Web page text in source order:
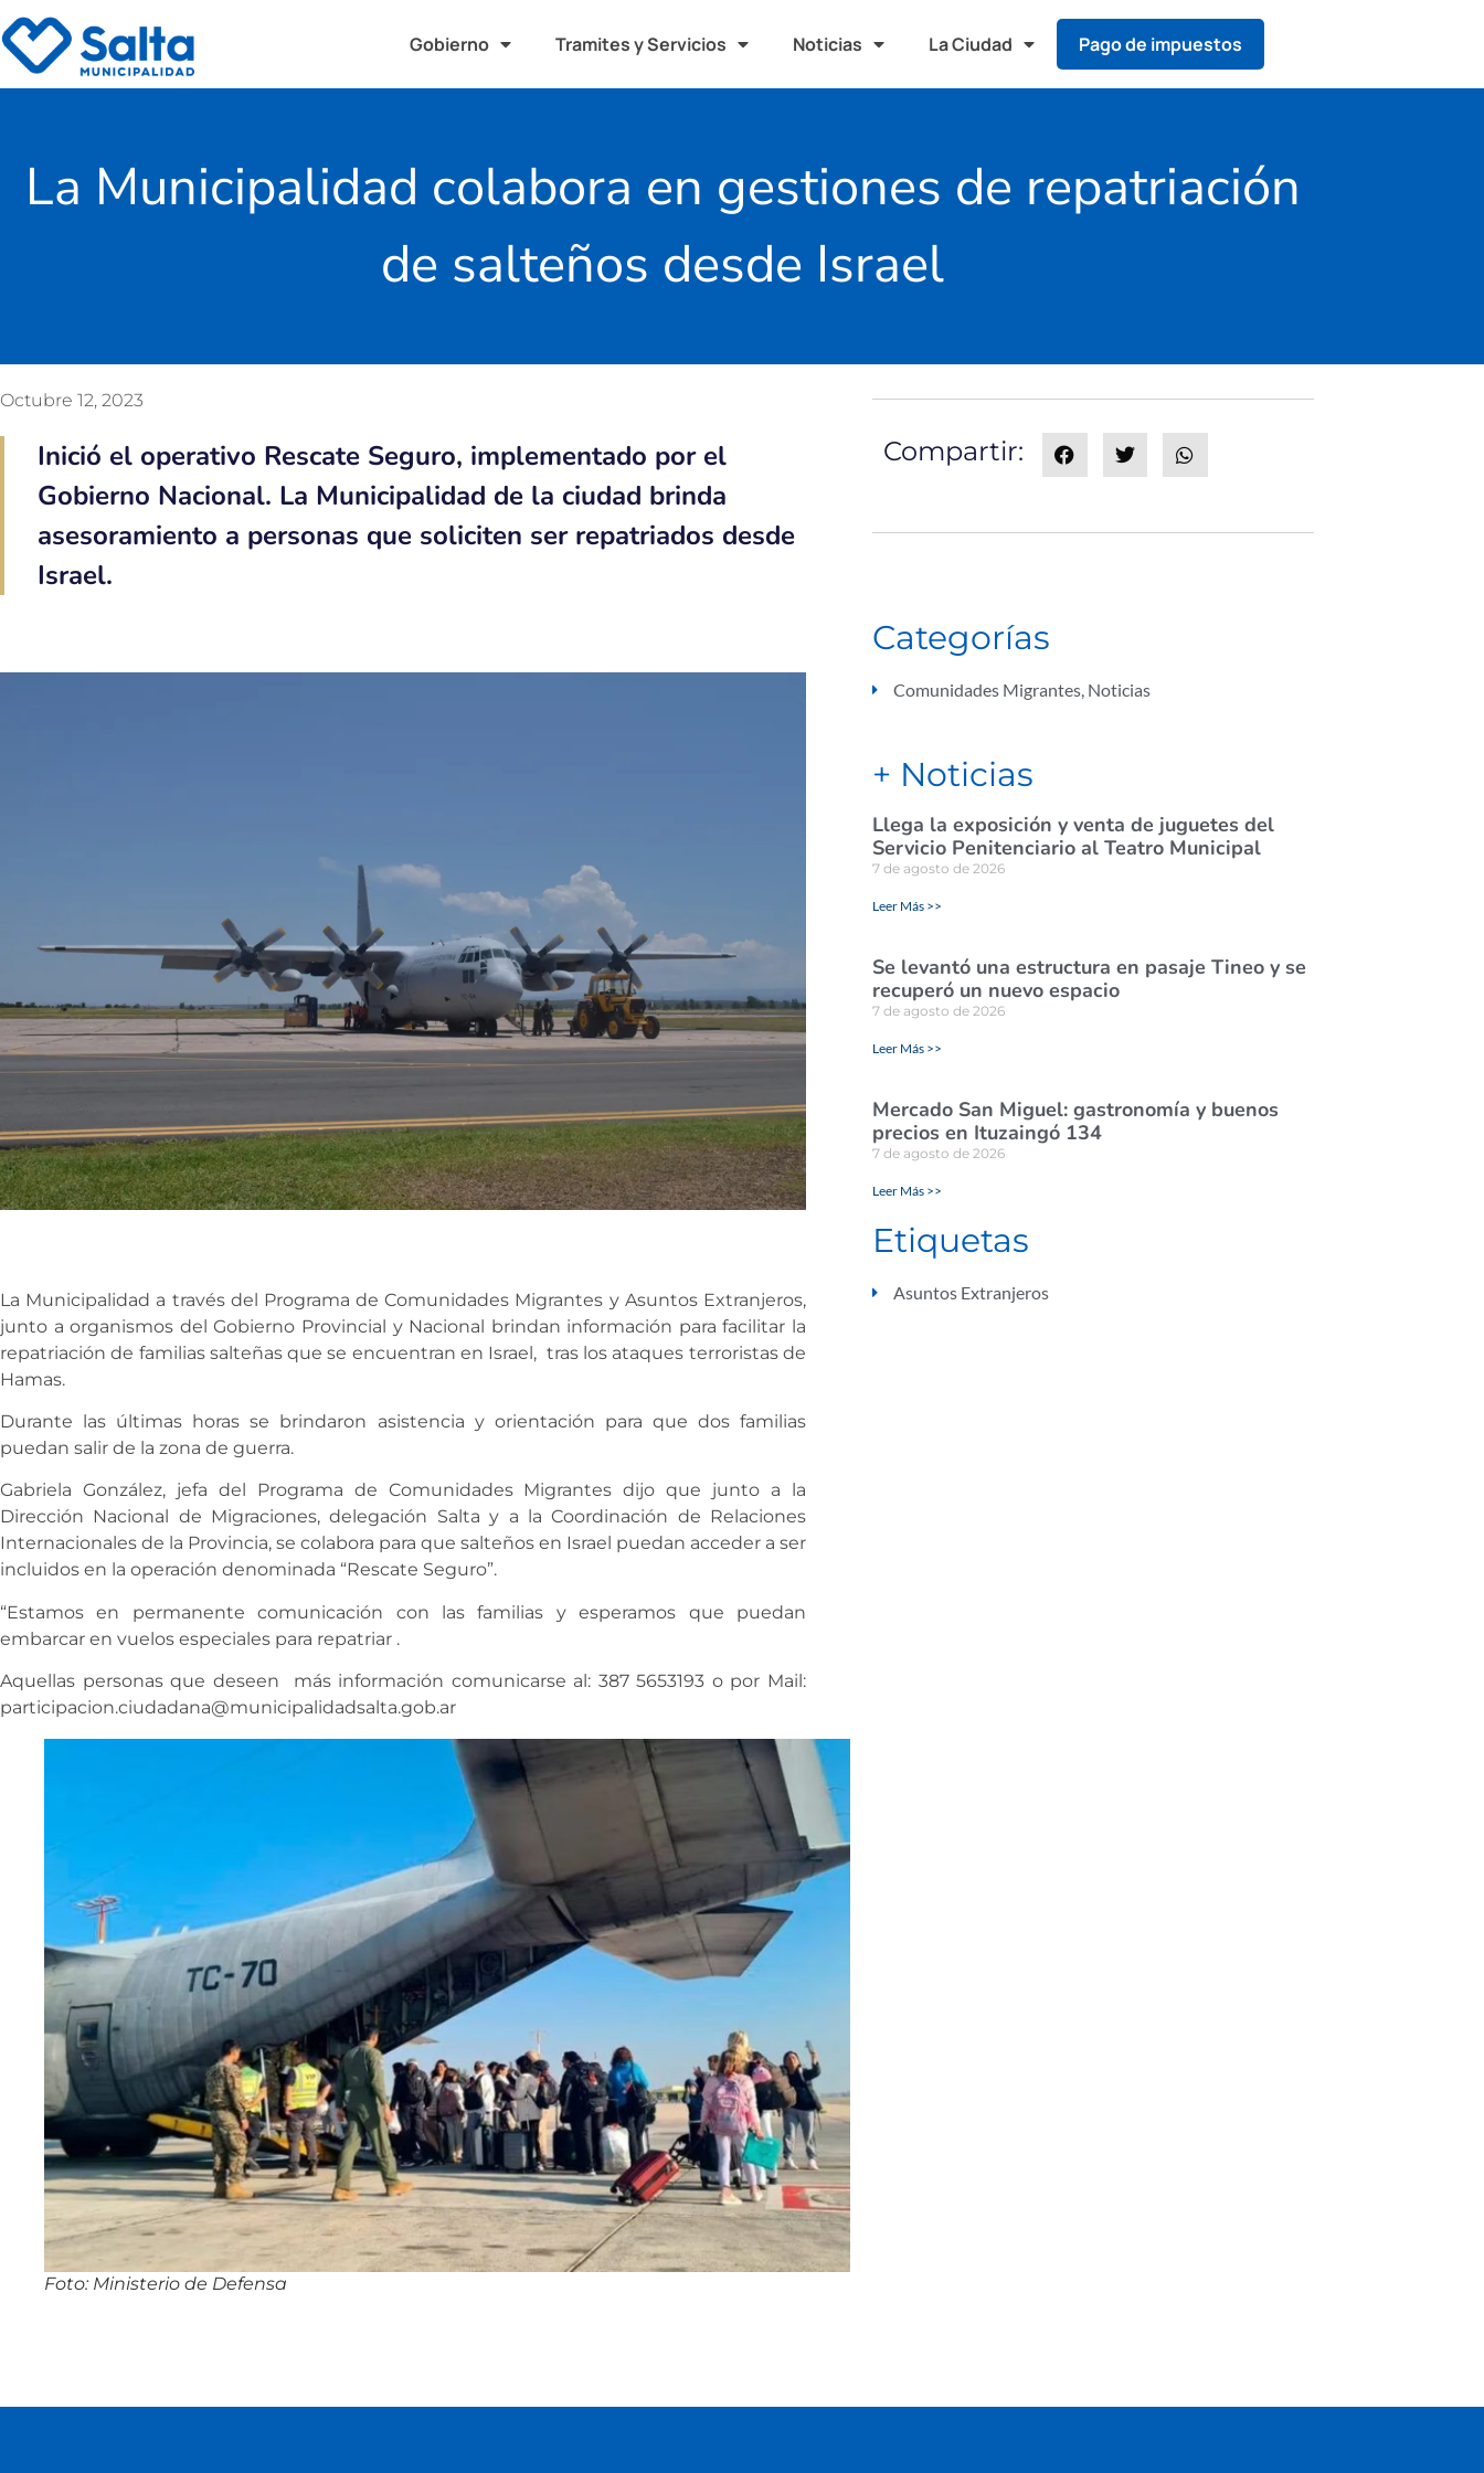
Gobierno Tramites y Servicios Noticias La Ciudad Pago de impuestos
La Municipalidad colabora en gestiones de repatriación
de salteños desde Israel
Octubre 12, 2023
Inició el operativo Rescate Seguro, implementado por el
Gobierno Nacional. La Municipalidad de la ciudad brinda
asesoramiento a personas que soliciten ser repatriados desde
Israel.
La Municipalidad a través del Programa de Comunidades Migrantes y Asuntos Extranjeros,
junto a organismos del Gobierno Provincial y Nacional brindan información para facilitar la
repatriación de familias salteñas que se encuentran en Israel, tras los ataques terroristas de
Hamas.
Durante las últimas horas se brindaron asistencia y orientación para que dos familias
puedan salir de la zona de guerra.
Gabriela González, jefa del Programa de Comunidades Migrantes dijo que junto a la
Dirección Nacional de Migraciones, delegación Salta y a la Coordinación de Relaciones
Internacionales de la Provincia, se colabora para que salteños en Israel puedan acceder a ser
incluidos en la operación denominada “Rescate Seguro”.
“Estamos en permanente comunicación con las familias y esperamos que puedan
embarcar en vuelos especiales para repatriar .
Aquellas personas que deseen más información comunicarse al: 387 5653193 o por Mail:
participacion.ciudadana@municipalidadsalta.gob.ar
Foto: Ministerio de Defensa
Compartir:
Categorías
Comunidades Migrantes, Noticias
+ Noticias
Llega la exposición y venta de juguetes del
Servicio Penitenciario al Teatro Municipal
7 de agosto de 2026
Leer Más >>
Se levantó una estructura en pasaje Tineo y se
recuperó un nuevo espacio
7 de agosto de 2026
Leer Más >>
Mercado San Miguel: gastronomía y buenos
precios en Ituzaingó 134
7 de agosto de 2026
Leer Más >>
Etiquetas
Asuntos Extranjeros